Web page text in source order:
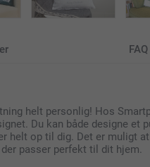
FAQ
helt personlig! Hos
Du kan både designe et
helt op til dig. Det er muligt
passer perfekt til dit hjem.